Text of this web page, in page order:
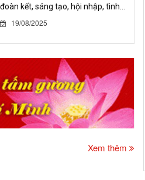
đoàn kết, sáng tạo, hội nhập, tình...
19/08/2025
Xem thêm